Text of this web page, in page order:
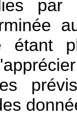
par
étant